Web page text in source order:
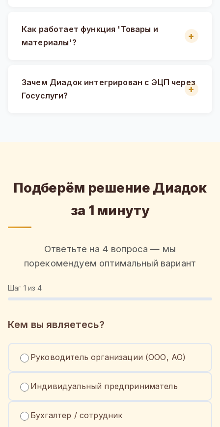
Как работает функция 'Товары и
материалы'?
Зачем Диадок интегрирован с ЭЦП через
Госуслуги?
Подберём решение Диадок
за 1 минуту
Ответьте на 4 вопроса — мы
порекомендуем оптимальный вариант
Шаг 1 из 4
Кем вы являетесь?
Руководитель организации (ООО, АО)
Индивидуальный предприниматель
Бухгалтер / сотрудник